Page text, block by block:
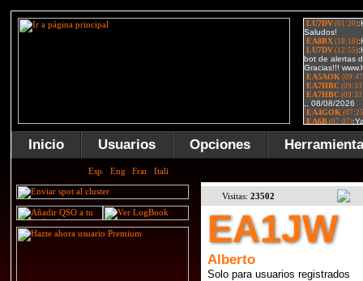
Inicio Usuarios Opciones
Visitas: 23502
EA1JW
Alberto
Solo para usuarios registrados